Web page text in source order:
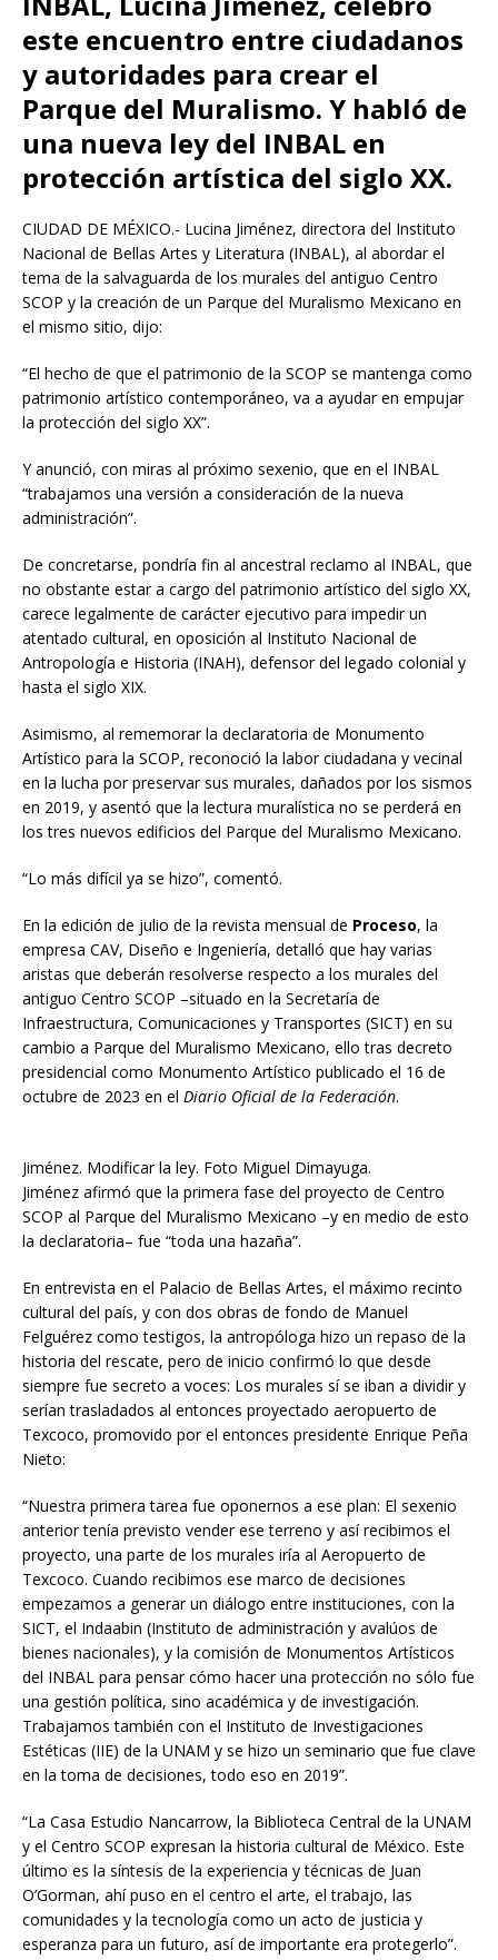
este encuentro entre ciudadanos
y autoridades para crear el
Parque del Muralismo. Y habló de
una nueva ley del INBAL en
protección artística del siglo XX.
CIUDAD DE MÉXICO.- Lucina Jiménez, directora del Instituto
Nacional de Bellas Artes y Literatura (INBAL), al abordar el
tema de la salvaguarda de los murales del antiguo Centro
SCOP y la creación de un Parque del Muralismo Mexicano en
el mismo sitio, dijo:
“El hecho de que el patrimonio de la SCOP se mantenga como
patrimonio artístico contemporáneo, va a ayudar en empujar
la protección del siglo XX”.
Y anunció, con miras al próximo sexenio, que en el INBAL
“trabajamos una versión a consideración de la nueva
administración”.
De concretarse, pondría fin al ancestral reclamo al INBAL, que
no obstante estar a cargo del patrimonio artístico del siglo XX,
carece legalmente de carácter ejecutivo para impedir un
atentado cultural, en oposición al Instituto Nacional de
Antropología e Historia (INAH), defensor del legado colonial y
hasta el siglo XIX.
Asimismo, al rememorar la declaratoria de Monumento
Artístico para la SCOP, reconoció la labor ciudadana y vecinal
en la lucha por preservar sus murales, dañados por los sismos
en 2019, y asentó que la lectura muralística no se perderá en
los tres nuevos edificios del Parque del Muralismo Mexicano.
“Lo más difícil ya se hizo”, comentó.
En la edición de julio de la revista mensual de Proceso, la
empresa CAV, Diseño e Ingeniería, detalló que hay varias
aristas que deberán resolverse respecto a los murales del
antiguo Centro SCOP –situado en la Secretaría de
Infraestructura, Comunicaciones y Transportes (SICT) en su
cambio a Parque del Muralismo Mexicano, ello tras decreto
presidencial como Monumento Artístico publicado el 16 de
octubre de 2023 en el Diario Oficial de la Federación.
Jiménez. Modificar la ley. Foto Miguel Dimayuga.
Jiménez afirmó que la primera fase del proyecto de Centro
SCOP al Parque del Muralismo Mexicano –y en medio de esto
la declaratoria– fue “toda una hazaña”.
En entrevista en el Palacio de Bellas Artes, el máximo recinto
cultural del país, y con dos obras de fondo de Manuel
Felguérez como testigos, la antropóloga hizo un repaso de la
historia del rescate, pero de inicio confirmó lo que desde
siempre fue secreto a voces: Los murales sí se iban a dividir y
serían trasladados al entonces proyectado aeropuerto de
Texcoco, promovido por el entonces presidente Enrique Peña
Nieto:
“Nuestra primera tarea fue oponernos a ese plan: El sexenio
anterior tenía previsto vender ese terreno y así recibimos el
proyecto, una parte de los murales iría al Aeropuerto de
Texcoco. Cuando recibimos ese marco de decisiones
empezamos a generar un diálogo entre instituciones, con la
SICT, el Indaabin (Instituto de administración y avalúos de
bienes nacionales), y la comisión de Monumentos Artísticos
del INBAL para pensar cómo hacer una protección no sólo fue
una gestión política, sino académica y de investigación.
Trabajamos también con el Instituto de Investigaciones
Estéticas (IIE) de la UNAM y se hizo un seminario que fue clave
en la toma de decisiones, todo eso en 2019”.
“La Casa Estudio Nancarrow, la Biblioteca Central de la UNAM
y el Centro SCOP expresan la historia cultural de México. Este
último es la síntesis de la experiencia y técnicas de Juan
O’Gorman, ahí puso en el centro el arte, el trabajo, las
comunidades y la tecnología como un acto de justicia y
esperanza para un futuro, así de importante era protegerlo”.